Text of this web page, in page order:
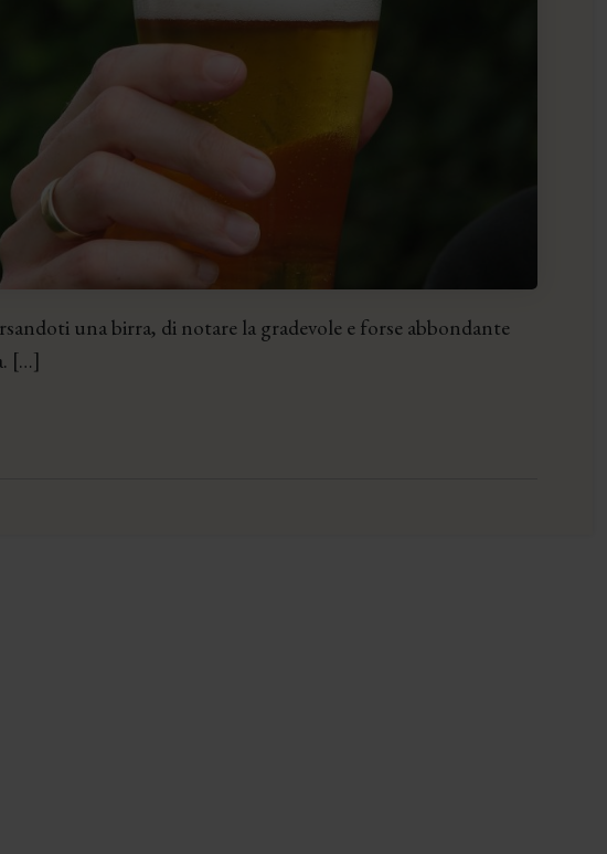
una birra, di notare la gradevole e forse abbondante
[…]